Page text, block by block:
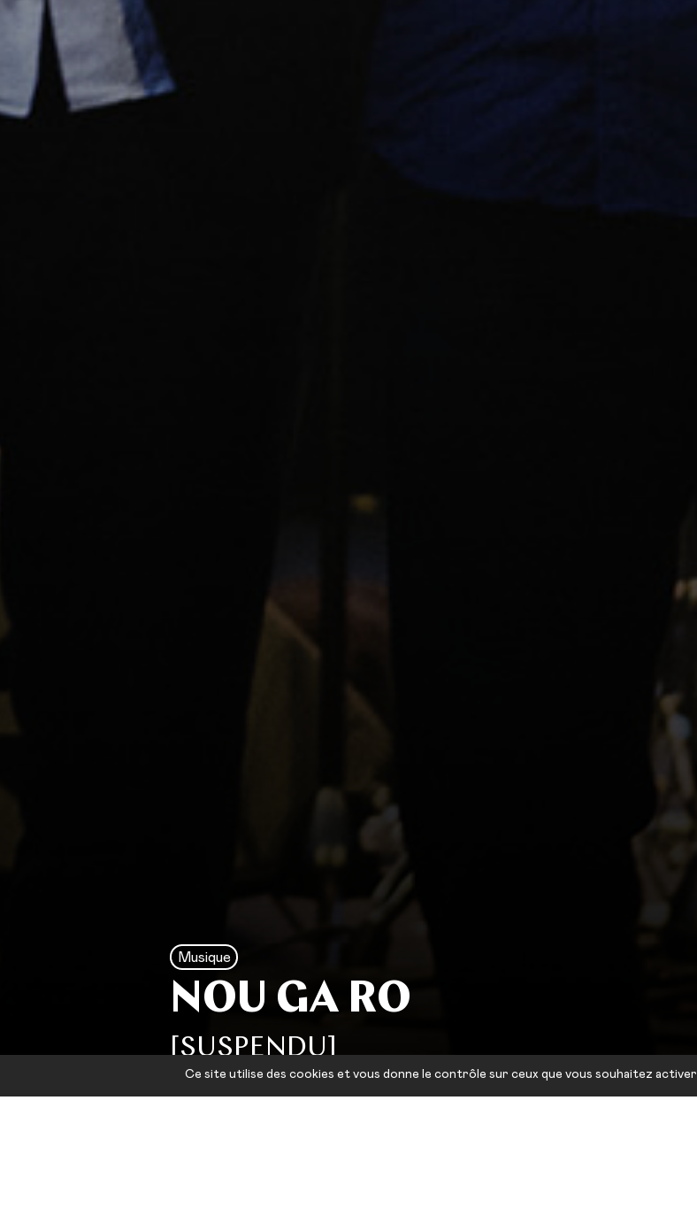
Musique
NOU GA RO
[SUSPENDU]
Ce site utilise des cookies et vous donne le contrôle sur ceux que vous souhaitez activer